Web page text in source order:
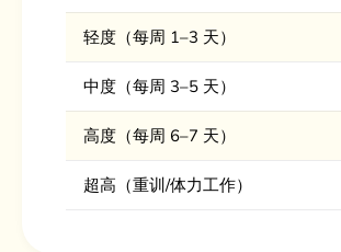
轻度（每周 1–3 天）
中度（每周 3–5 天）
高度（每周 6–7 天）
超高（重训/体力工作）